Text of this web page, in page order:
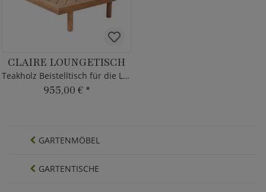
CLAIRE LOUNGETISCH
Teakholz Beistelltisch für die Lounge
955,00 € *
GARTENMÖBEL
GARTENTISCHE